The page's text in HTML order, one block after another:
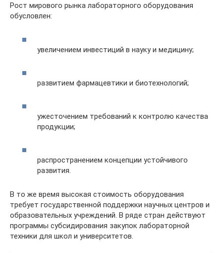
Рост мирового рынка лабораторного оборудования
обусловлен:
увеличением инвестиций в науку и медицину;
развитием фармацевтики и биотехнологий;
ужесточением требований к контролю качества
продукции;
распространением концепции устойчивого
развития.
В то же время высокая стоимость оборудования
требует государственной поддержки научных центров и
образовательных учреждений. В ряде стран действуют
программы субсидирования закупок лабораторной
техники для школ и университетов.